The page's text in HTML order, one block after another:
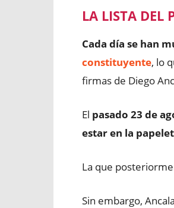
LA LISTA DEL
Cada día se han
constituyente, lo
firmas de Diego
El pasado 23 de
estar en la
La que
Sin embargo,